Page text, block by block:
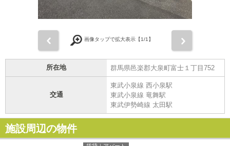
画像タップで拡大表示【1/1】
所在地 群馬県邑楽郡大泉町富士１丁目752
交通
東武小泉線 西小泉駅
東武小泉線 竜舞駅
東武伊勢崎線 太田駅
施設周辺の物件